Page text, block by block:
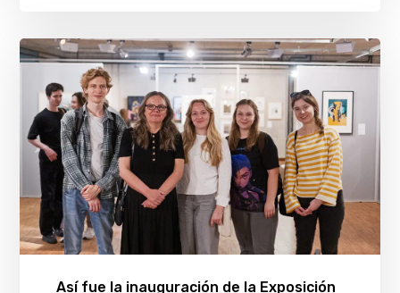
Así fue la inauguración de la Exposición